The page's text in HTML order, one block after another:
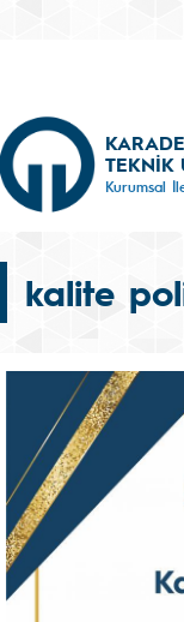
TEKNİK
Kurumsal
kalite